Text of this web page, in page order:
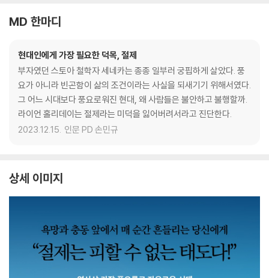
MD 한마디
현대인에게 가장 필요한 덕목, 절제
부자였던 스토아 철학자 세네카는 종종 일부러 궁핍하게 살았다. 풍
요가 아니라 빈곤함이 삶의 조건이라는 사실을 되새기기 위해서였다.
그 어느 시대보다 풍요로워진 현대, 왜 사람들은 불안하고 불행할까.
라이언 홀리데이는 절제라는 미덕을 잃어버려서라고 진단한다.
2023.12.15. 인문 PD 손민규
상세 이미지